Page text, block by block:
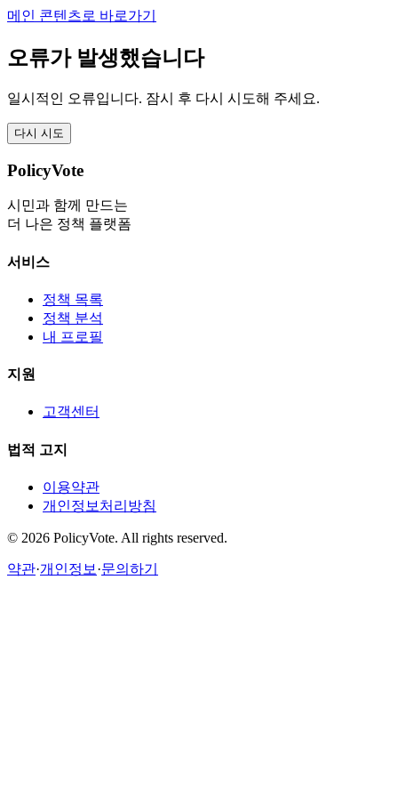
메인 콘텐츠로 바로가기
오류가 발생했습니다
일시적인 오류입니다. 잠시 후 다시 시도해 주세요.
다시 시도
PolicyVote
시민과 함께 만드는
더 나은 정책 플랫폼
서비스
정책 목록
정책 분석
내 프로필
지원
고객센터
법적 고지
이용약관
개인정보처리방침
© 2026 PolicyVote. All rights reserved.
약관·개인정보 ·문의하기